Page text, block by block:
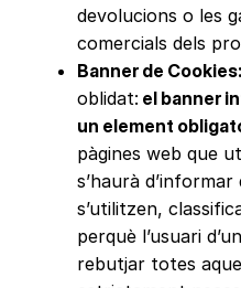
devolucions o les
comercials dels
Banner de Cookies:
oblidat: el banner
un element
pàgines web que
s’haurà
s’utilitzen,
perquè l’usuari
rebutjar totes